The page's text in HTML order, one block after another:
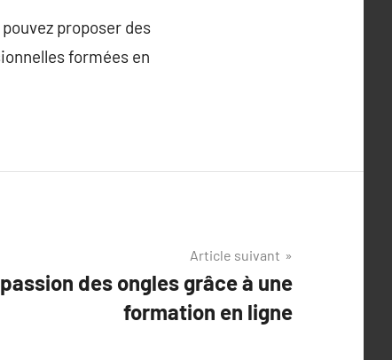
proposer des
formées en
Article suivant
des ongles grâce à une
formation en ligne